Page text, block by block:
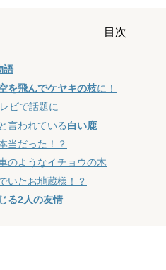
目次
語
を飛んでケヤキの枝に！
ビで話題に
と言われている白い鹿
当だった！？
のようなイチョウの木
いたお地蔵様！？
る2人の友情